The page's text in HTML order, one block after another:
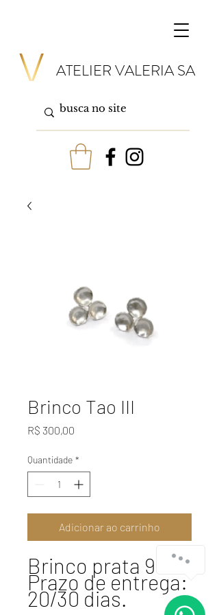
ATELIER VALERIA SA
Brinco Tao III
R$ 300,00
Quantidade *
Adicionar ao carrinho
Brinco prata 950.
Prazo de entrega:
20/30 dias.